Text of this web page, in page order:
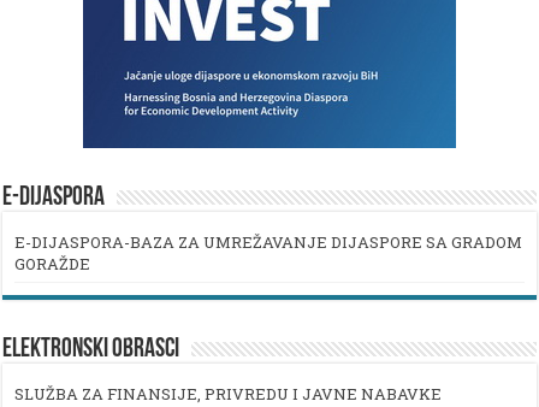
E-DIJASPORA
E-DIJASPORA-BAZA ZA UMREŽAVANJE DIJASPORE SA GRADOM
GORAŽDE
ELEKTRONSKI OBRASCI
SLUŽBA ZA FINANSIJE, PRIVREDU I JAVNE NABAVKE